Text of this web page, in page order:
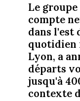
Le groupe
compte
dans l'est
quotidien
Lyon, a
départs
jusqu'à
contexte